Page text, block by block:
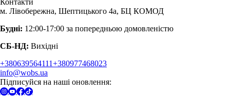
м. Лівобережна, Шептицького 4а, БЦ КОМОД
Будні: 12:00-17:00 за попередньою домовленістю
СБ-НД: Вихідні
+380639564111+380977468023
info@wobs.ua
Підписуйся на наші оновлення: